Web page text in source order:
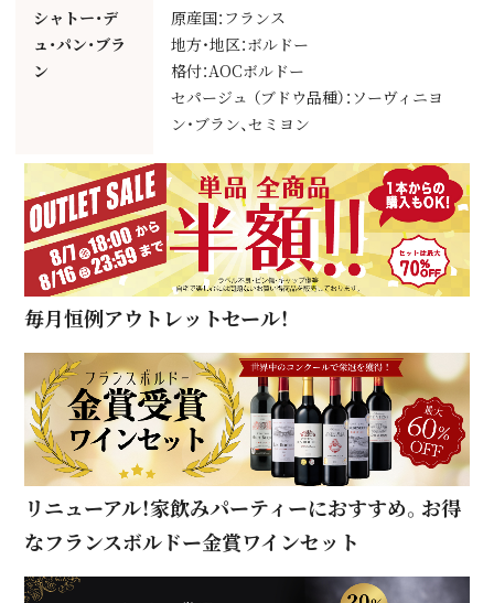
シャトー・デ
ュ・パン・ブラ
ン
原産国：フランス
地方・地区：ボルドー
格付：AOCボルドー
セパージュ （ブドウ品種）：ソーヴィニヨ
ン・ブラン、セミヨン
毎月恒例アウトレットセール！
リニューアル！家飲みパーティーにおすすめ。お得
なフランスボルドー金賞ワインセット